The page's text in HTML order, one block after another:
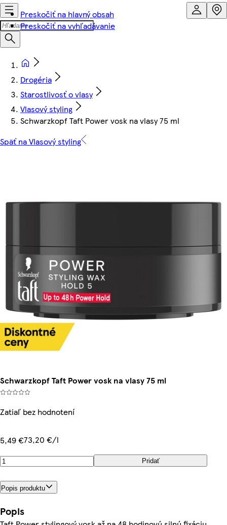
Preskočiť na hlavný obsah
Preskočiť na vyhľadávanie
Drogéria
Starostlivosť o vlasy
Vlasový styling
Schwarzkopf Taft Power vosk na vlasy 75 ml
Späť na Vlasový styling
Schwarzkopf Taft Power vosk na vlasy 75 ml
Zatiaľ bez hodnotení
5,49 €73,20 €/l
Pridať
Popis produktu
Popis